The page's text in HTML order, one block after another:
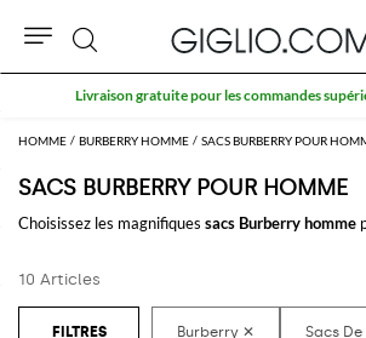
HOMME BURBERRY HOMME SACS BURBERRY POUR
SACS BURBERRY POUR HOMME
Choisissez les magnifiques sacs Burberry homme
vous plaît le plus.
Découvrez les dernières collections de
sacs
10 Articles
Rechercher
Livraison gratuite pour les commandes